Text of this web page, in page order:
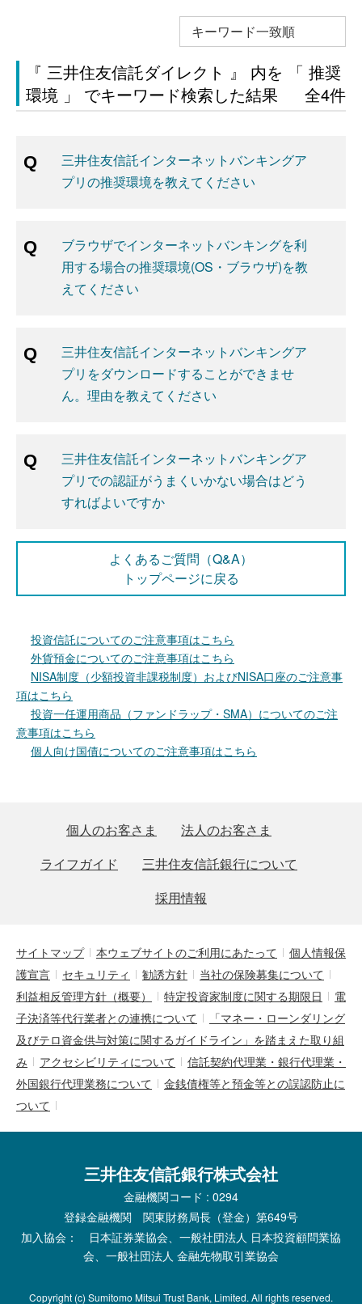
キーワード一致順
『 三井住友信託ダイレクト 』 内を 「 推奨
環境 」 でキーワード検索した結果
全4件
三井住友信託インターネットバンキングア
プリの推奨環境を教えてください
ブラウザでインターネットバンキングを利
用する場合の推奨環境(OS・ブラウザ)を教
えてください
三井住友信託インターネットバンキングア
プリをダウンロードすることができませ
ん。理由を教えてください
三井住友信託インターネットバンキングア
プリでの認証がうまくいかない場合はどう
すればよいですか
よくあるご質問（Q&A）
トップページに戻る
投資信託についてのご注意事項はこちら
外貨預金についてのご注意事項はこちら
NISA制度（少額投資非課税制度）およびNISA口座のご注意事
項はこちら
投資一任運用商品（ファンドラップ・SMA）についてのご注
意事項はこちら
個人向け国債についてのご注意事項はこちら
個人のお客さま
法人のお客さま
ライフガイド
三井住友信託銀行について
採用情報
サイトマップ 本ウェブサイトのご利用にあたって
個人情報保
護宣言
セキュリティ 勧誘方針
当社の保険募集について
利益相反管理方針（概要）
特定投資家制度に関する期限日
電
子決済等代行業者との連携について
「マネー・ローンダリング
及びテロ資金供与対策に関するガイドライン」を踏まえた取り組
み
アクセシビリティについて
信託契約代理業・銀行代理業・
外国銀行代理業務について
金銭債権等と預金等との誤認防止に
ついて
三井住友信託銀行株式会社
金融機関コード : 0294
登録金融機関 関東財務局長（登金）第649号
加入協会： 日本証券業協会、一般社団法人 日本投資顧問業協
会、一般社団法人 金融先物取引業協会
Copyright (c) Sumitomo Mitsui Trust Bank, Limited. All rights reserved.